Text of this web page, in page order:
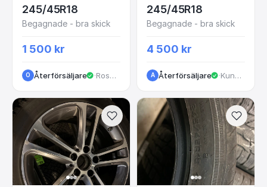
245/45R18
Begagnade - bra skick
1 500 kr
O Återförsäljare · Rosendalagatan
245/45R18
Begagnade - bra skick
4 500 kr
A Återförsäljare · Kungälv